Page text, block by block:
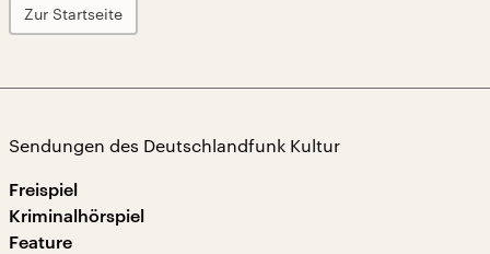
Zur Startseite
Sendungen des Deutschlandfunk Kultur
Freispiel
Kriminalhörspiel
Feature